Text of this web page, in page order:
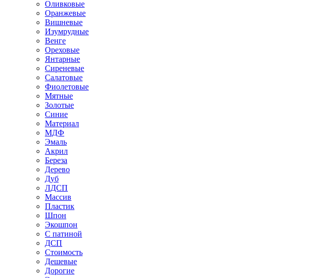
Оливковые
Оранжевые
Вишневые
Изумрудные
Венге
Ореховые
Янтарные
Сиреневые
Салатовые
Фиолетовые
Мятные
Золотые
Синие
Материал
МДФ
Эмаль
Акрил
Береза
Дерево
Дуб
ЛДСП
Массив
Пластик
Шпон
Экошпон
С патиной
ДСП
Стоимость
Дешевые
Дорогие